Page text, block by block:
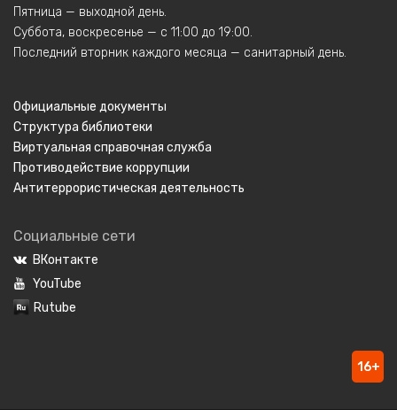
Пятница — выходной день.
Суббота, воскресенье — с 11:00 до 19:00.
Последний вторник каждого месяца — санитарный день.
Официальные документы
Структура библиотеки
Виртуальная справочная служба
Противодействие коррупции
Антитеррористическая деятельность
Социальные сети
ВКонтакте
YouTube
Rutube
16+